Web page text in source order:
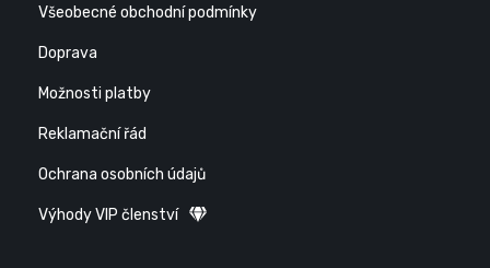
Všeobecné obchodní podmínky
Doprava
Možnosti platby
Reklamační řád
Ochrana osobních údajů
Výhody VIP členství